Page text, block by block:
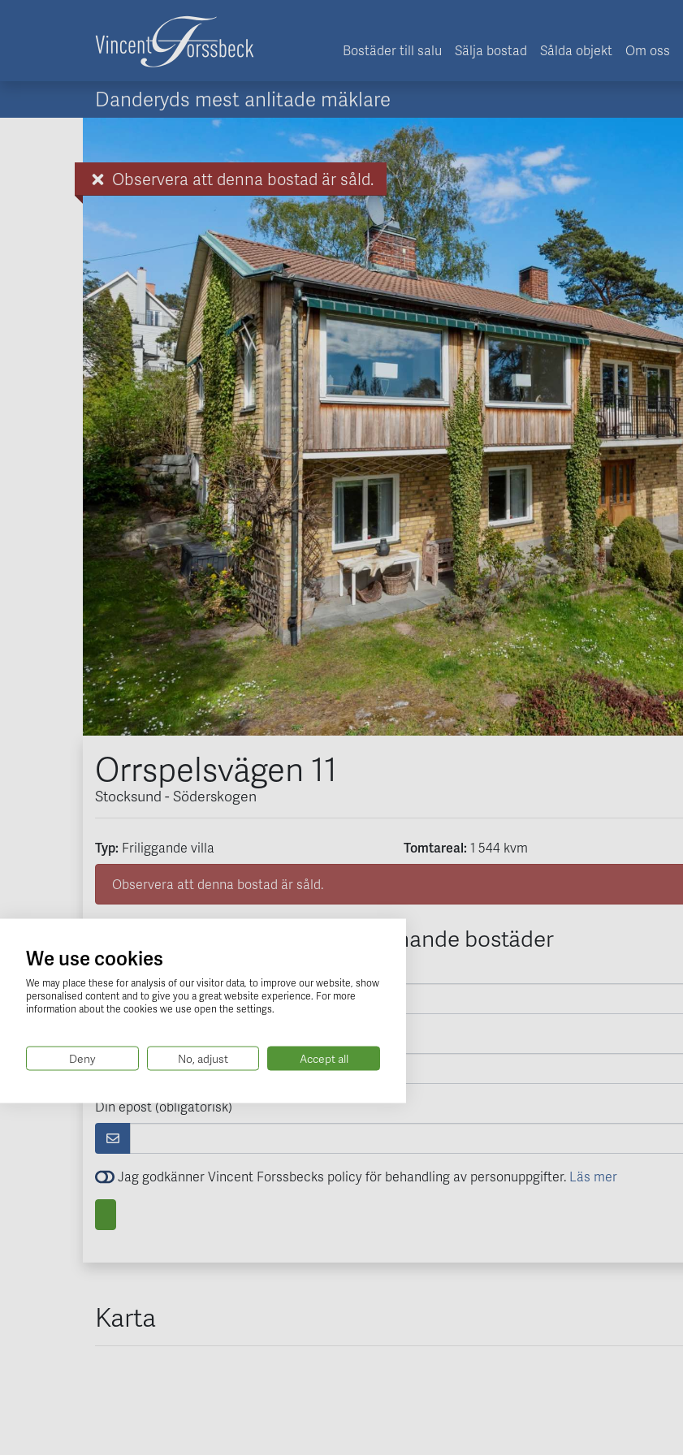
Bostäder till salu Sälja bostad Sålda objekt Om oss
Danderyds mest anlitade mäklare
Observera att denna bostad är såld.
Orrspelsvägen 11
Stocksund - Söderskogen
Typ: Friliggande villa Tomtareal: 1 544 kvm
Observera att denna bostad är såld.
Få förhandsinformation om liknande bostäder
Ditt namn (obligatorisk)
Din epost (obligatorisk)
Jag godkänner Vincent Forssbecks policy för behandling av personuppgifter. Läs mer
Karta
We use cookies
We may place these for analysis of our visitor data, to improve our website, show
personalised content and to give you a great website experience. For more
information about the cookies we use open the settings.
Deny No, adjust Accept all